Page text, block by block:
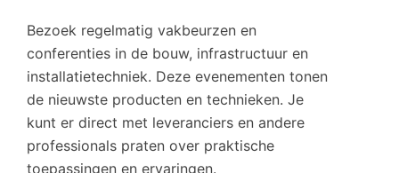
Bezoek regelmatig vakbeurzen en
conferenties in de bouw, infrastructuur en
installatietechniek. Deze evenementen tonen
de nieuwste producten en technieken. Je
kunt er direct met leveranciers en andere
professionals praten over praktische
toepassingen en ervaringen.